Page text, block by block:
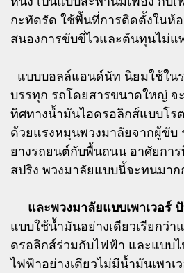
กะทัดรัด ใช้พื้นที่การติดตั้งในห้
สนองการขับขี่ไวและต้นทุนไม่แ
แบบบอลล์แอนด์นัท นิยมใช้ใน
บรรทุก รถโดยสารขนาดใหญ่ จ
ทิศทางน้ำมันไฮดรอลิกส์แบบโร
ด้วยแรงหมุนพวงมาลัยจากผู้ขับ
ยางรถยนต์กับพื้นถนน อาศัยกา
สปริง พวงมาลัยแบบนี้จะทนมา
และพวงมาลัยแบบเพาเวอร์
แบบใช้น้ำมันอย่างเดียวเรียกว่
ดรอลิกส์ร่วมกับไฟฟ้า และแบบ
ไฟฟ้าอย่างเดียวไม่มีน้ำมันเพาเ